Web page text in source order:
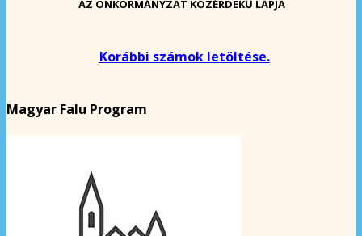
AZ ÖNKORMÁNYZAT KÖZÉRDEKŰ LAPJA
Korábbi számok letöltése.
Magyar Falu Program